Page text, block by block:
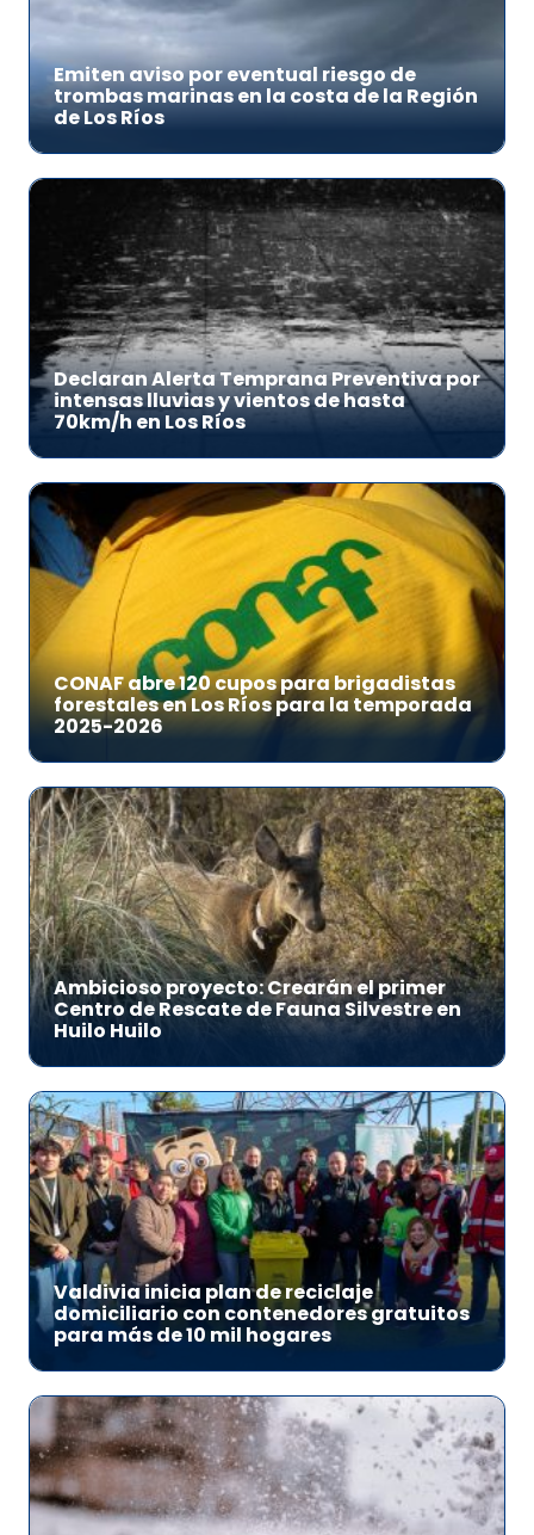
Emiten aviso por eventual riesgo de
trombas marinas en la costa de la Región
de Los Ríos
Declaran Alerta Temprana Preventiva por
intensas lluvias y vientos de hasta
70km/h en Los Ríos
CONAF abre 120 cupos para brigadistas
forestales en Los Ríos para la temporada
2025-2026
Ambicioso proyecto: Crearán el primer
Centro de Rescate de Fauna Silvestre en
Huilo Huilo
Valdivia inicia plan de reciclaje
domiciliario con contenedores gratuitos
para más de 10 mil hogares